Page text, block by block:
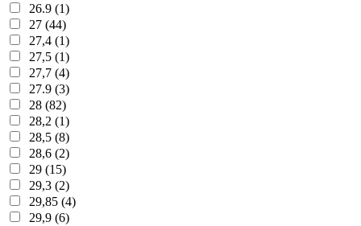
26.9 (1)
27 (44)
27,4 (1)
27,5 (1)
27,7 (4)
27.9 (3)
28 (82)
28,2 (1)
28,5 (8)
28,6 (2)
29 (15)
29,3 (2)
29,85 (4)
29,9 (6)